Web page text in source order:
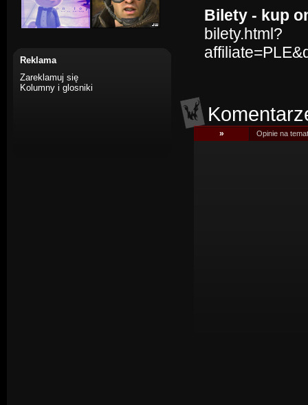
Reklama
Zareklamuj się
Kolumny i glosniki
Bilety - kup
bilety.html?
» Opinie na